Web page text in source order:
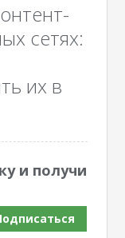
сетях:
их в
и получи